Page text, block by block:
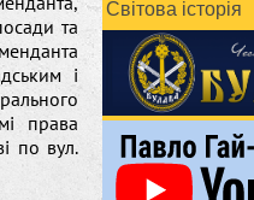
та
і
права
по вул.
Світова історія